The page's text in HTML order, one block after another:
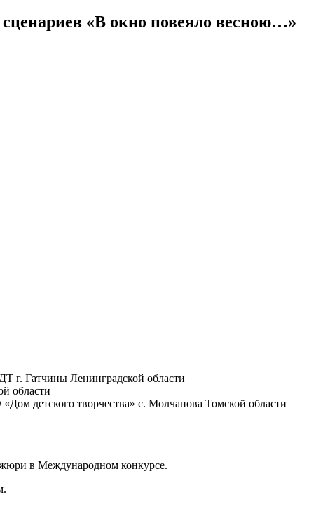
«В окно повеяло весною…»
г. Гатчины Ленинградской области
области
детского творчества» с. Молчанова Томской области
в Международном конкурсе.